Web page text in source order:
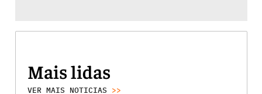
Mais lidas
VER MAIS NOTICIAS >>